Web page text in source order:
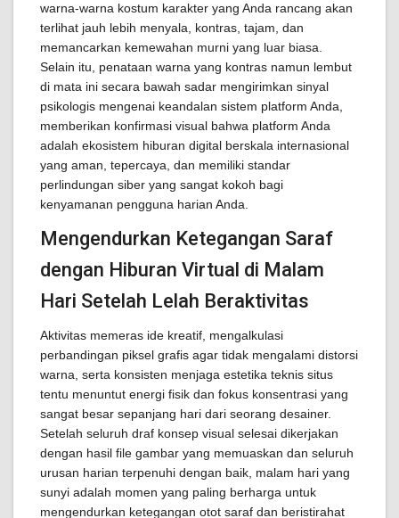
warna-warna kostum karakter yang Anda rancang akan
terlihat jauh lebih menyala, kontras, tajam, dan
memancarkan kemewahan murni yang luar biasa.
Selain itu, penataan warna yang kontras namun lembut
di mata ini secara bawah sadar mengirimkan sinyal
psikologis mengenai keandalan sistem platform Anda,
memberikan konfirmasi visual bahwa platform Anda
adalah ekosistem hiburan digital berskala internasional
yang aman, tepercaya, dan memiliki standar
perlindungan siber yang sangat kokoh bagi
kenyamanan pengguna harian Anda.
Mengendurkan Ketegangan Saraf
dengan Hiburan Virtual di Malam
Hari Setelah Lelah Beraktivitas
Aktivitas memeras ide kreatif, mengalkulasi
perbandingan piksel grafis agar tidak mengalami distorsi
warna, serta konsisten menjaga estetika teknis situs
tentu menuntut energi fisik dan fokus konsentrasi yang
sangat besar sepanjang hari dari seorang desainer.
Setelah seluruh draf konsep visual selesai dikerjakan
dengan hasil file gambar yang memuaskan dan seluruh
urusan harian terpenuhi dengan baik, malam hari yang
sunyi adalah momen yang paling berharga untuk
mengendurkan ketegangan otot saraf dan beristirahat